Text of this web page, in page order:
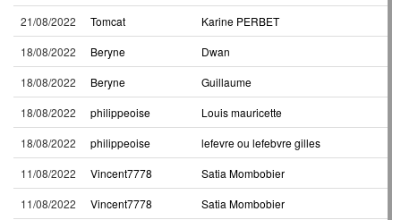
21/08/2022
Tomcat
Karine PERBET
18/08/2022
Beryne
Dwan
18/08/2022
Beryne
Guillaume
18/08/2022
philippeoise
Louis mauricette
18/08/2022
philippeoise
lefevre ou lefebvre gilles
11/08/2022
Vincent7778
Satia Mombobier
11/08/2022
Vincent7778
Satia Mombobier